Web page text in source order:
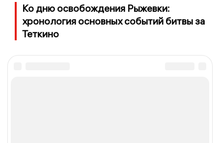
Ко дню освобождения Рыжевки:
хронология основных событий битвы за
Теткино